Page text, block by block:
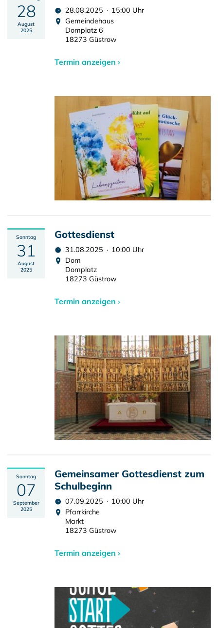
28
August
2025
28.08.2025 · 15:00 Uhr
Gemeindehaus
Domplatz 6
18273 Güstrow
Termin anzeigen ›
Sonntag
31
August
2025
Gottesdienst
31.08.2025 · 10:00 Uhr
Dom
Domplatz
18273 Güstrow
Termin anzeigen ›
Sonntag
07
September
2025
Gemeinsamer Gottesdienst zum
Schulbeginn
07.09.2025 · 10:00 Uhr
Pfarrkirche
Markt
18273 Güstrow
Termin anzeigen ›